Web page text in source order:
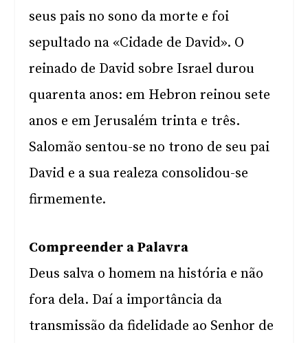
seus pais no sono da morte e foi
sepultado na «Cidade de David». O
reinado de David sobre Israel durou
quarenta anos: em Hebron reinou sete
anos e em Jerusalém trinta e três.
Salomão sentou-se no trono de seu pai
David e a sua realeza consolidou-se
firmemente.
Compreender a Palavra
Deus salva o homem na história e não
fora dela. Daí a importância da
transmissão da fidelidade ao Senhor de